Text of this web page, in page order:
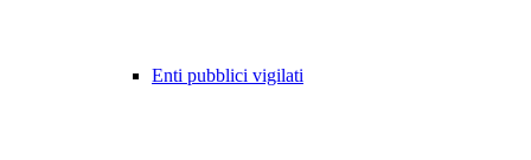
Enti pubblici vigilati